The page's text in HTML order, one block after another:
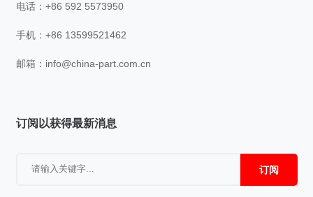
电话：+86 592 5573950
手机：+86 13599521462
邮箱： info@china-part.com.cn
订阅以获得最新消息
订阅